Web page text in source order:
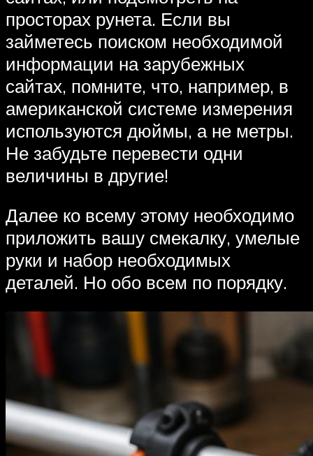
просторах рунета. Если вы
займетесь поиском необходимой
информации на зарубежных
сайтах, помните, что, например, в
американской системе измерения
используются дюймы, а не метры.
Не забудьте перевести одни
величины в другие!
Далее ко всему этому необходимо
приложить вашу смекалку, умелые
руки и набор необходимых
деталей. Но обо всем по порядку.